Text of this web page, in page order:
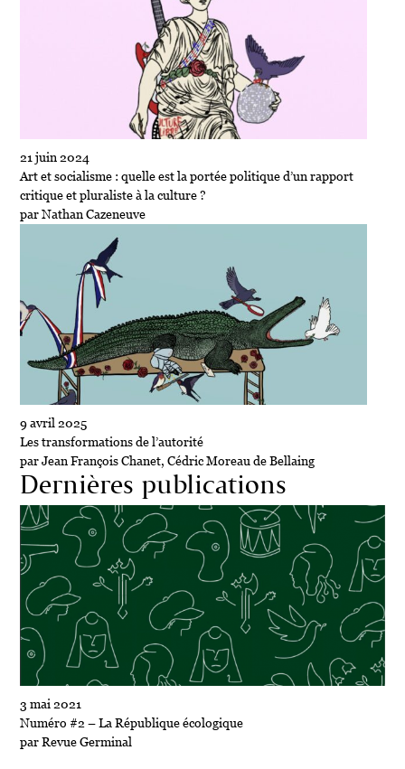
9 avril 2025
Les transformations de l’autorité
par Jean François Chanet, Cédric Moreau de Bellaing
21 juin 2024
Art et socialisme : quelle est la portée politique d’un rapport
critique et pluraliste à la culture ?
par Nathan Cazeneuve
Dernières publications
3 mai 2021
Numéro #2 – La République écologique
par Revue Germinal